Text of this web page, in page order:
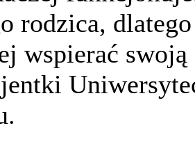
rodzica,
wspierać